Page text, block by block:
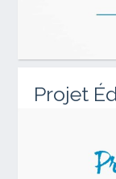
Projet